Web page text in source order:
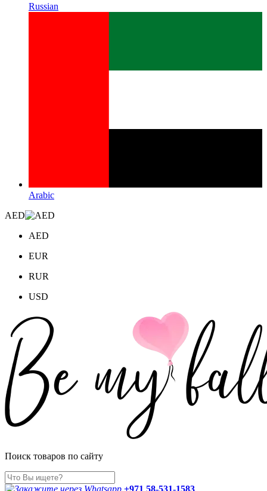
Russian
Arabic
AED
AED
EUR
RUR
USD
Поиск товаров по сайту
+971 58-531-1583